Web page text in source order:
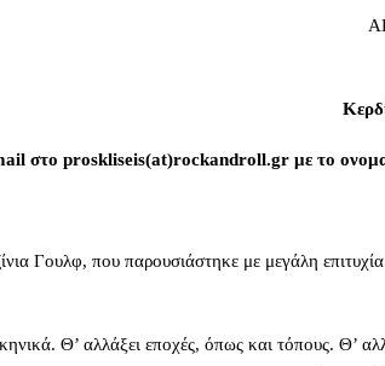
στο proskliseis(at)rockandroll.gr με το
Γουλφ, που παρουσιάστηκε με μεγάλη
Θ’ αλλάξει εποχές, όπως και τόπους. Θ’